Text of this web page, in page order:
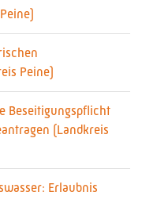
Peine)
Beseitigungspflicht
(Landkreis
Erlaubnis